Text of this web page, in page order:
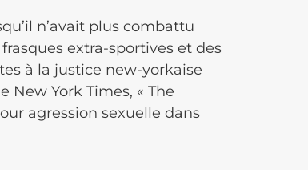
n’avait plus combattu
extra-sportives et des
à la justice new-yorkaise
New York Times, « The
agression sexuelle dans